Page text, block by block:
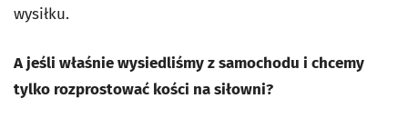
wysiłku.
A jeśli właśnie wysiedliśmy z samochodu i chcemy
tylko rozprostować kości na siłowni?